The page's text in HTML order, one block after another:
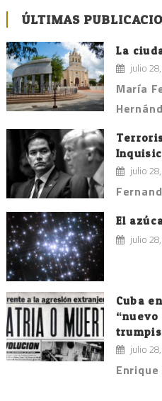
de
entradas
ÚLTIMAS
La
julio
María
julio
El
julio
Cuba
julio